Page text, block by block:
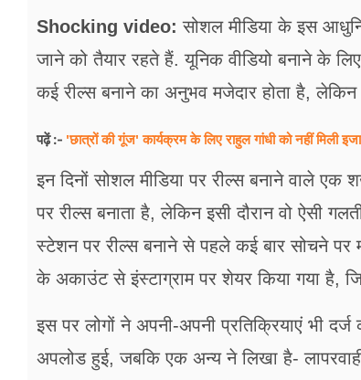
सेहत
ब्‍यूटी
शिक्षा
अन्य खबरें
Shocking video: सोशल मीडिया के इस
जाने को तैयार रहते हैं. यूनिक वीडियो बनाने के
कई रील्स बनाने का अनुभव मजेदार होता है,
पढ़ें :- 'छात्रों की गूंज' कार्यक्रम के लिए राहुल गांधी को नहीं मिली
इन दिनों सोशल मीडिया पर रील्स बनाने वाले एक
पर रील्स बनाता है, लेकिन इसी दौरान वो ऐसी
स्टेशन पर रील्स बनाने से पहले कई बार सोचने
के अकाउंट से इंस्टाग्राम पर शेयर किया गया है,
इस पर लोगों ने अपनी-अपनी प्रतिक्रियाएं भी
अपलोड हुई, जबकि एक अन्य ने लिखा है-